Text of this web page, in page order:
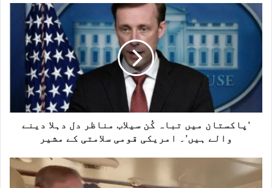
s
t
e
'پاکستان میں تباہ کُن سیلاب مناظر دل دہلا دینے
والے ہیں'۔ امریکی قومی سلامتی کے مشیر